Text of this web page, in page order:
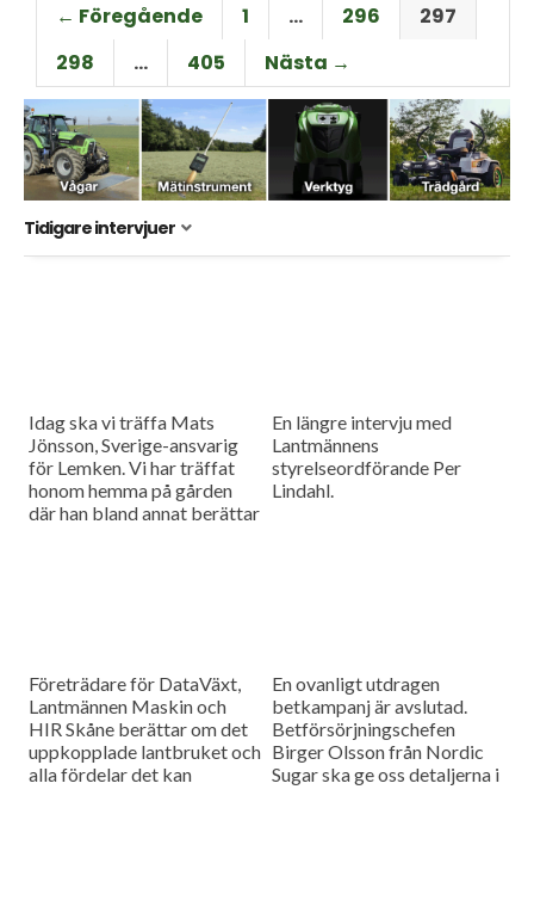
← Föregående 1 … 296
297
298
… 405 Nästa →
Tidigare intervjuer
Idag ska vi träffa Mats
Jönsson, Sverige-ansvarig
för Lemken. Vi har träffat
honom hemma på gården
där han bland annat berättar
En längre intervju med
Lantmännens
styrelseordförande Per
Lindahl.
Företrädare för DataVäxt,
Lantmännen Maskin och
HIR Skåne berättar om det
uppkopplade lantbruket och
alla fördelar det kan
En ovanligt utdragen
betkampanj är avslutad.
Betförsörjningschefen
Birger Olsson från Nordic
Sugar ska ge oss detaljerna i